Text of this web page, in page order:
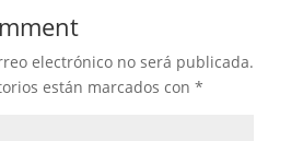
electrónico no será publicada.
están marcados con *